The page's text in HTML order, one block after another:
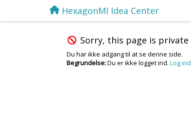
HexagonMI Idea Center
Sorry, this page is private
Du har ikke adgang til at se denne side.
Begrundelse:Du er ikke logget ind. Log ind